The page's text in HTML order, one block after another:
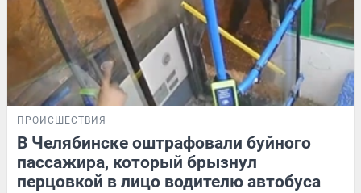
ПРОИСШЕСТВИЯ
В Челябинске оштрафовали буйного
пассажира, который брызнул
перцовкой в лицо водителю автобуса